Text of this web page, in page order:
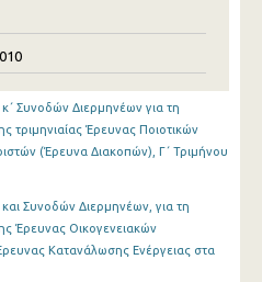
Συνοδών Διερμηνέων για τη
τριμηνιαίας Έρευνας Ποιοτικών
(Έρευνα Διακοπών), Γ΄ Τριμήνου
Συνοδών Διερμηνέων, για τη
Έρευνας Οικογενειακών
Κατανάλωσης Ενέργειας στα